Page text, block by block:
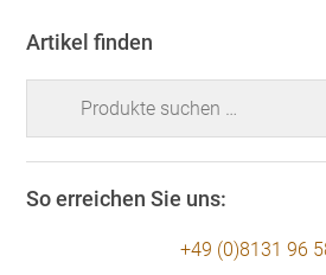
Artikel finden
So erreichen Sie uns:
+49 (0)8131 96